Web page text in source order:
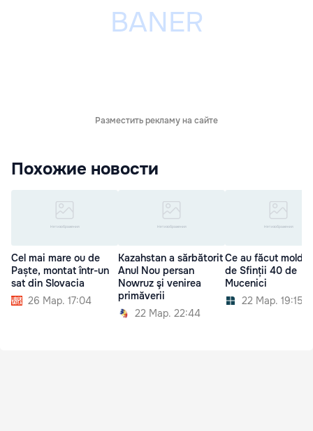
Разместить рекламу на сайте
Похожие новости
Cel mai mare ou de
Paște, montat într-un
sat din Slovacia
26 Мар. 17:04
Kazahstan a sărbătorit
Anul Nou persan
Nowruz şi venirea
primăverii
22 Мар. 22:44
Ce au făcut
de Sfinții 40 de
Mucenici
22 Мар. 19:15